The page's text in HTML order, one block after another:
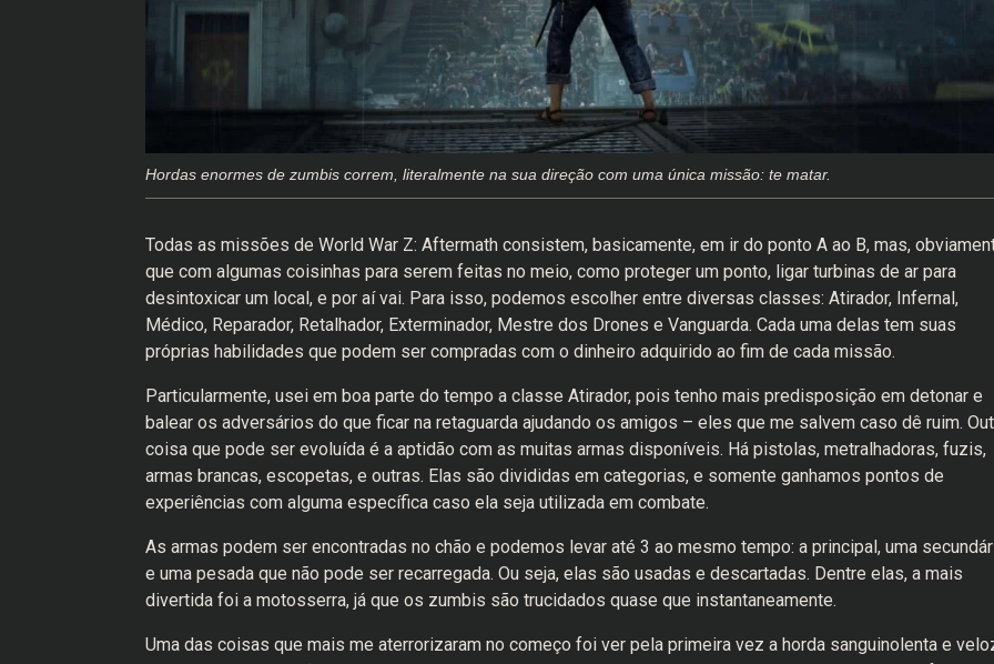
Hordas enormes de zumbis correm, literalmente na sua direção com uma única missão: te matar.
Todas as missões de World War Z: Aftermath consistem, basicamente, em ir do ponto A ao B, mas,
que com algumas coisinhas para serem feitas no meio, como proteger um ponto, ligar turbinas de ar para
desintoxicar um local, e por aí vai. Para isso, podemos escolher entre diversas classes: Atirador, Infernal,
Médico, Reparador, Retalhador, Exterminador, Mestre dos Drones e Vanguarda. Cada uma delas tem suas
próprias habilidades que podem ser compradas com o dinheiro adquirido ao fim de cada missão.
Particularmente, usei em boa parte do tempo a classe Atirador, pois tenho mais predisposição em detonar e
balear os adversários do que ficar na retaguarda ajudando os amigos – eles que me salvem caso dê ruim.
coisa que pode ser evoluída é a aptidão com as muitas armas disponíveis. Há pistolas, metralhadoras, fuzis,
armas brancas, escopetas, e outras. Elas são divididas em categorias, e somente ganhamos pontos de
experiências com alguma específica caso ela seja utilizada em combate.
As armas podem ser encontradas no chão e podemos levar até 3 ao mesmo tempo: a principal, uma
e uma pesada que não pode ser recarregada. Ou seja, elas são usadas e descartadas. Dentre elas, a mais
divertida foi a motosserra, já que os zumbis são trucidados quase que instantaneamente.
Uma das coisas que mais me aterrorizaram no começo foi ver pela primeira vez a horda sanguinolenta e